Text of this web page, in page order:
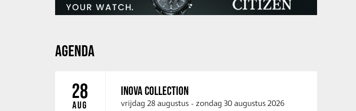
AGENDA
28
AUG
INOVA COLLECTION
vrijdag 28 augustus - zondag 30 augustus 2026